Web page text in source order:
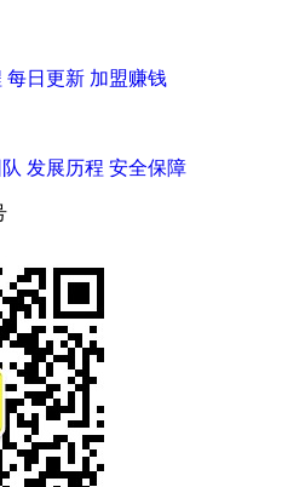
每日更新 加盟赚钱
发展历程 安全保障